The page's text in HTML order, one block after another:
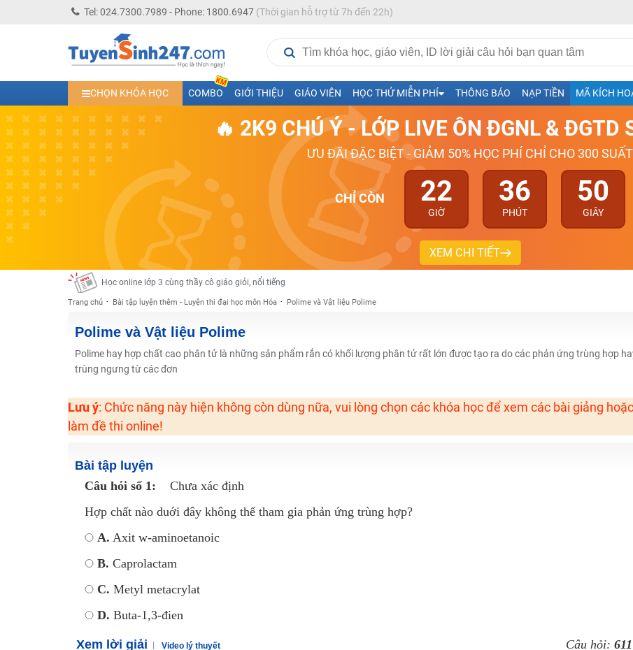
Tel: 024.7300.7989 - Phone: 1800.6947(Thời gian hỗ trợ từ 7h đến 22h)
CHỌN KHÓA HỌC COMBO GIỚI THIỆU GIÁO VIÊN HỌC THỬ MIỄN PHÍ THÔNG BÁO NẠP TIỀN MÃ KÍCH
🔥 2K9 CHÚ Ý - LỚP LIVE ÔN ĐGNL & ĐGTD
ƯU ĐÃI ĐẶC BIỆT - GIẢM 50% HỌC PHÍ CHỈ CHO 300 SUẤT
CHỈ CÒN 22
GIỜ
36
PHÚT
49
GIÂY
XEM CHI TIẾT
Học trực tuyến lớp 10 các môn Toán - Lý - Hóa - Văn - Anh- Sinh-Sử-Địa cùng Thầy Cô giỏi, nổi tiếng
Học online trực tuyến cấp Tiểu học và THCS năm học 2026-2027
Học online lớp 5 cùng thầy cô giáo giỏi, nổi tiếng
Học online lớp 7 cùng thầy cô giáo giỏi
Học online lớp 6 cùng thầy cô giỏi, nổi tiếng
Học online lớp 8 cùng thầy cô giáo giỏi
2K13! Bứt Phá Lớp 5 Năm Học 2023 - 2024
Học online lớp 4 cùng thầy cô giáo giỏi, nổi tiếng
Học online lớp 3 cùng thầy cô giáo giỏi, nổi tiếng
Học online lớp 2 với thầy cô giáo giỏi, nổi tiếng
2K6! Lộ Trình Sun 2024 - Ba bước luyện thi TN THPT - ĐH ít nhất 25 điểm
Hot! Lễ hội đồng giá 449K - 499K toàn bộ khoá học tại Tuyensinh247 (Từ 16-18/07/2025)
Khuyến Mãi Khoá Học 1K Chỉ Từ 11-13/09/2024
Khai giảng các khóa lớp 9 Toán - Lý - Hóa - Văn - Anh năm 2018
Khai giảng khóa Ngữ văn 7 - xây nền vững chắc cho tương lai!
Trang chủ Bài tập luyện thêm - Luyện thi đại học môn Hóa Polime và Vật liệu Polime
Polime và Vật liệu Polime
Polime hay hợp chất cao phân tử là những sản phẩm rắn có khối lượng phân tử rất lớn được tạo ra do các phản ứng trùng hợp
trùng ngưng từ các đơn
Lưu ý: Chức năng này hiện không còn dùng nữa, vui lòng chọn các khóa học để xem các bài giảng hoặc
làm đề thi online!
Bài tập luyện
Câu hỏi số 1:
Chưa xác định
Hợp chất nào duới đây không thể tham gia phản ứng trùng hợp?
A. Axit w-aminoetanoic
B. Caprolactam
C. Metyl metacrylat
D. Buta-1,3-đien
Xem lời giải Video lý thuyết Câu hỏi: